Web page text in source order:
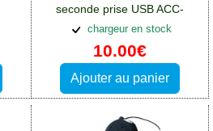
seconde prise USB ACC-
48181-201:Chargeurs
Blackberry DTEK50
chargeur en stock
10.00€
Ajouter au panier